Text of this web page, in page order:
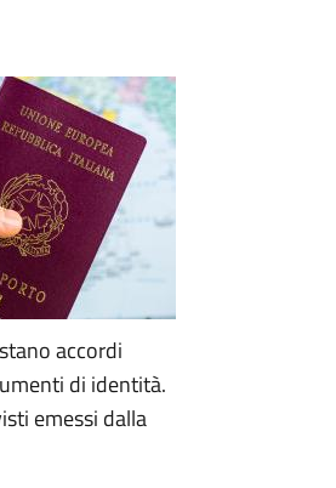
accordi
di identità.
emessi dalla